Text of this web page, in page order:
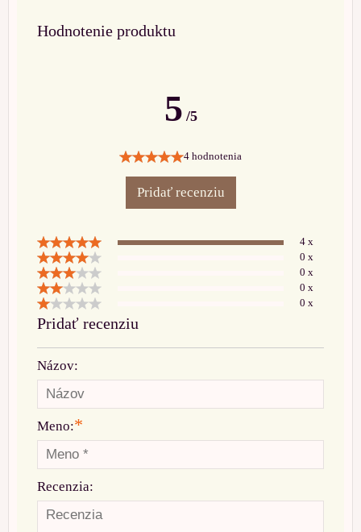
Hodnotenie produktu
5 /5
4 hodnotenia
Pridať recenziu
4 x
0 x
0 x
0 x
0 x
Pridať recenziu
Názov:
Meno:*
Recenzia: